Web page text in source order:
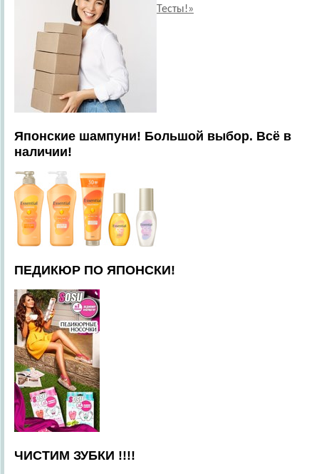
Тесты!»
Японские шампуни! Большой выбор. Всё в
наличии!
ПЕДИКЮР ПО ЯПОНСКИ!
ЧИСТИМ ЗУБКИ !!!!